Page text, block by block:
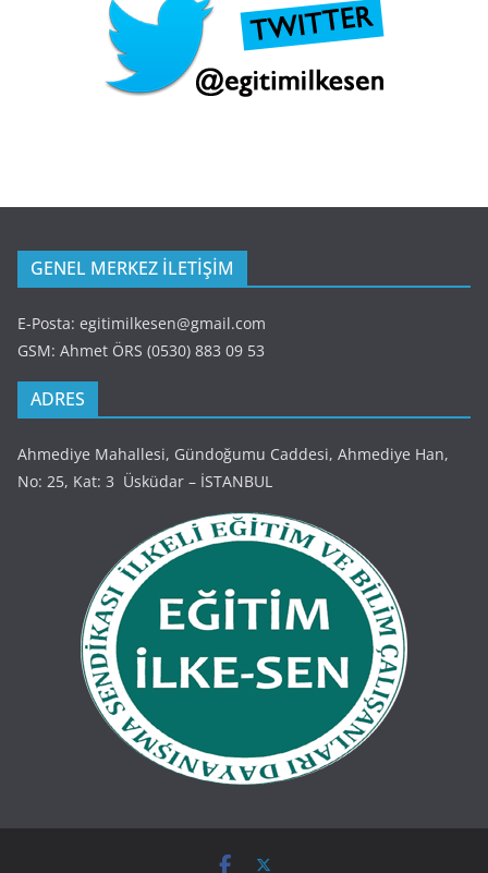
GENEL MERKEZ İLETİŞİM
E-Posta: egitimilkesen@gmail.com
GSM: Ahmet ÖRS (0530) 883 09 53
ADRES
Ahmediye Mahallesi, Gündoğumu Caddesi, Ahmediye Han,
No: 25, Kat: 3 Üsküdar – İSTANBUL